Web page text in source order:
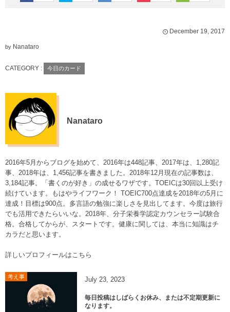
December 19, 2017
by Nanataro
CATEGORY : 今日のカード
Nanataro
2016年5月からブログを始めて、2016年は448記事、2017年は、1,280記
事、2018年は、1,456記事を書きました。2018年12月現在の記事数は、
3,184記事。「書くのが好き」の成せるワザです。TOEICは30回以上受け
続けています。もはやライフワーク！ TOEIC700点達成を2018年の5月に
達成！目標は900点。多言語の勉強に楽しさを見出してます。今度は旅行
でも活用できたらいいな。2018年、分子栄養学認定カウンセラー試験合
格。合格してからが、スタートです。健康に関しては、本当に知識はチ
カラだと思います。
詳しいプロフィールはこちら
考え事 July 23, 2023
毎日投稿はしばらくお休み、または不定期更新に
なります。